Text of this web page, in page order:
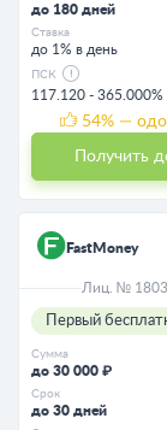
до 180 дней
Ставка
до 1% в день
ПСК
117.120 - 365.000%
54% —
Получить
FastMoney
Лиц. №
Первый
Сумма
до 30 000 ₽
Срок
до 30 дней